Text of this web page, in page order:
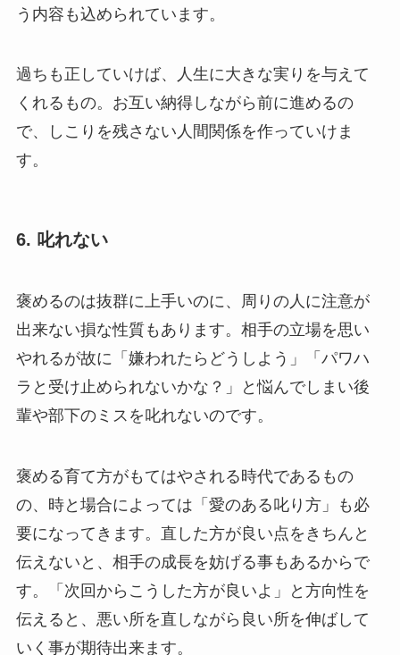
う内容も込められています。
過ちも正していけば、人生に大きな実りを与えて
くれるもの。お互い納得しながら前に進めるの
で、しこりを残さない人間関係を作っていけま
す。
6. 叱れない
褒めるのは抜群に上手いのに、周りの人に注意が
出来ない損な性質もあります。相手の立場を思い
やれるが故に「嫌われたらどうしよう」「パワハ
ラと受け止められないかな？」と悩んでしまい後
輩や部下のミスを叱れないのです。
褒める育て方がもてはやされる時代であるもの
の、時と場合によっては「愛のある叱り方」も必
要になってきます。直した方が良い点をきちんと
伝えないと、相手の成長を妨げる事もあるからで
す。「次回からこうした方が良いよ」と方向性を
伝えると、悪い所を直しながら良い所を伸ばして
いく事が期待出来ます。